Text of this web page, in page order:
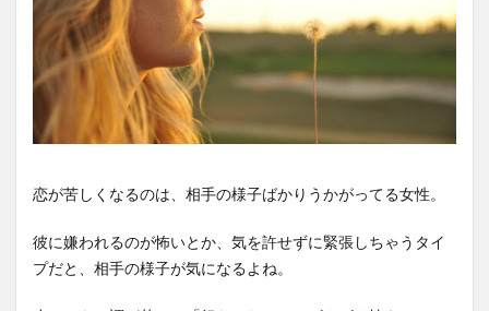
恋が苦しくなるのは、相手の様子ばかりうかがってる女性。
彼に嫌われるのが怖いとか、気を許せずに緊張しちゃうタイ
プだと、相手の様子が気になるよね。